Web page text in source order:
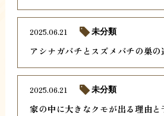
アシナガバチとスズメバチの巣
2025.06.21 未分類
家の中に大きなクモが出る理由と
2025.06.21 未分類